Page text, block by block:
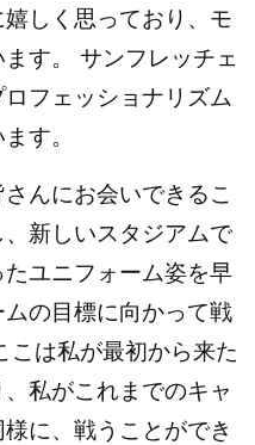
しく思っており、モ
す。 サンフレッチェ
フェッショナリズム
す。
んにお会いできるこ
新しいスタジアムで
ユニフォーム姿を早
の目標に向かって戦
こは私が最初から来た
私がこれまでのキャ
に、戦うことができ